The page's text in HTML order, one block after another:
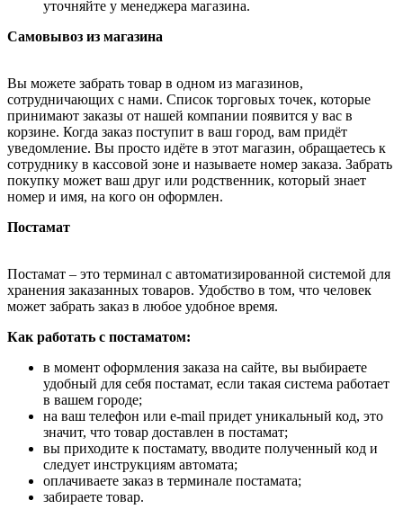
уточняйте у менеджера магазина.
Самовывоз из магазина
Вы можете забрать товар в одном из магазинов,
сотрудничающих с нами. Список торговых точек, которые
принимают заказы от нашей компании появится у вас в
корзине. Когда заказ поступит в ваш город, вам придёт
уведомление. Вы просто идёте в этот магазин, обращаетесь к
сотруднику в кассовой зоне и называете номер заказа. Забрать
покупку может ваш друг или родственник, который знает
номер и имя, на кого он оформлен.
Постамат
Постамат – это терминал с автоматизированной системой для
хранения заказанных товаров. Удобство в том, что человек
может забрать заказ в любое удобное время.
Как работать с постаматом:
в момент оформления заказа на сайте, вы выбираете
удобный для себя постамат, если такая система работает
в вашем городе;
на ваш телефон или e-mail придет уникальный код, это
значит, что товар доставлен в постамат;
вы приходите к постамату, вводите полученный код и
следует инструкциям автомата;
оплачиваете заказ в терминале постамата;
забираете товар.